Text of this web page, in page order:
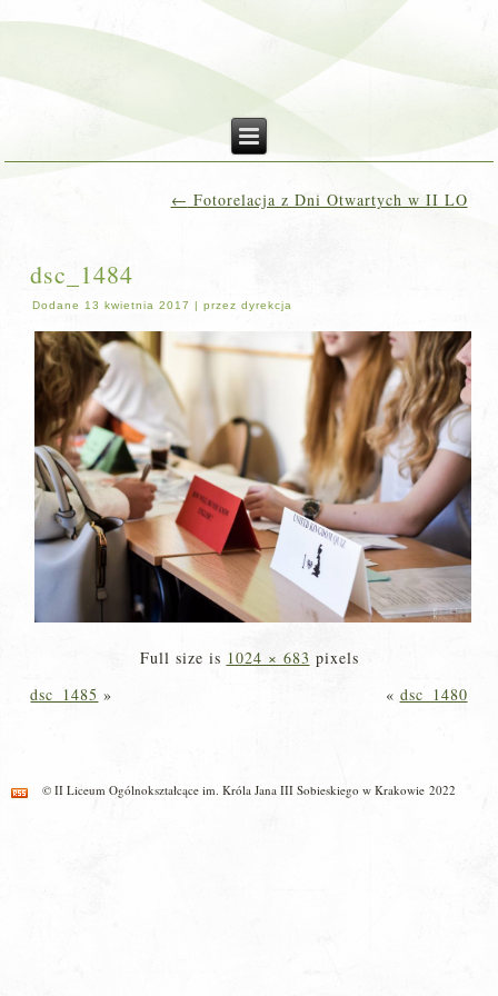
← Fotorelacja z Dni Otwartych w II LO
dsc_1484
Dodane 13 kwietnia 2017 |przez dyrekcja
Full size is 1024 × 683 pixels
dsc_1485 » « dsc_1480
© II Liceum Ogólnokształcące im. Króla Jana III Sobieskiego w Krakowie 2022